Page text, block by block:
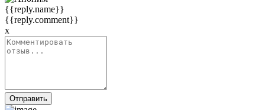
{{reply.name}}
{{reply.comment}}
x
Отправить